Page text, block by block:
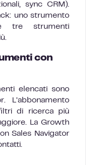
sync CRM).
uno strumento
tre strumenti
con
elencati sono
L’abbonamento
di ricerca più
La Growth
Sales Navigator